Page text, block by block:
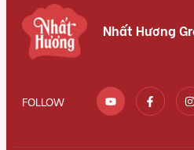
Nhất Hương
FOLLOW